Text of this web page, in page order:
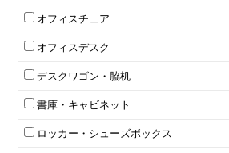
オフィスチェア
肘付きチェア
肘無しチェア
役員チェア
オフィスチェアその他
オフィスデスク
片袖机
フリーアドレスデスク（ベンチデスク）
昇降デスク
両袖机
デスクワゴン・脇机
インワゴン2段
インワゴン3段
脇机
書庫・キャビネット
ハイキャビネット
ローキャビネット
ロッカー・シューズボックス